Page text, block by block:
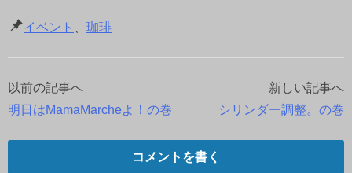
イベント 珈琲
投
以前の記事へ
明日はMamaMarcheよ！の巻
新しい記事へ
シリンダー調整。の巻
コメントを書く